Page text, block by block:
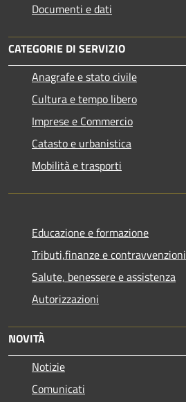
Documenti e dati
CATEGORIE DI SERVIZIO
Anagrafe e stato civile
Cultura e tempo libero
Imprese e Commercio
Catasto e urbanistica
Mobilità e trasporti
Educazione e formazione
Tributi,finanze e contravvenzioni
Salute, benessere e assistenza
Autorizzazioni
NOVITÀ
Notizie
Comunicati